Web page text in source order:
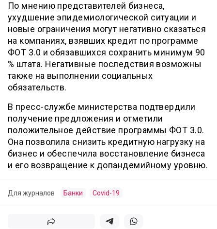
По мнению представителей бизнеса,
ухудшение эпидемиологической ситуации и
новые ограничения могут негативно сказаться
на компаниях, взявших кредит по программе
ФОТ 3.0 и обязавшихся сохранить минимум 90
% штата. Негативные последствия возможны
также на выполнении социальных
обязательств.
В пресс-службе министерства подтвердили
получение предложения и отметили
положительное действие программы ФОТ 3.0.
Она позволила снизить кредитную нагрузку на
бизнес и обеспечила восстановление бизнеса
и его возвращение к допандемийному уровню.
Для журналов Банки Covid-19
Поделиться Поделиться в телеграм
Поделиться в whatsapp